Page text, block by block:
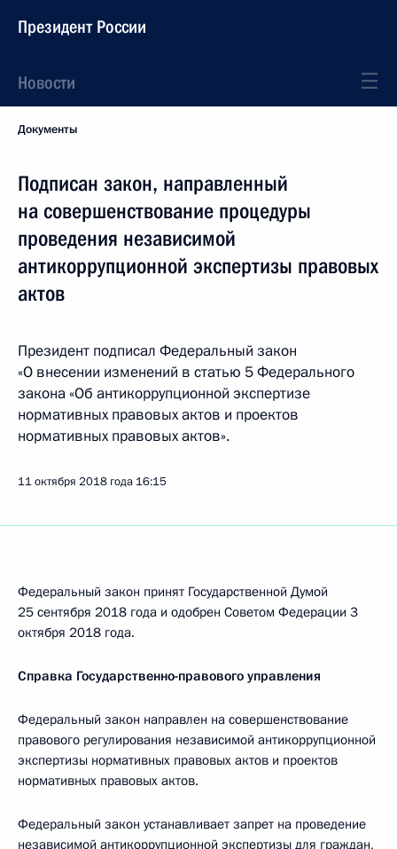
Президент России
Новости
Документы
Подписан закон, направленный
на совершенствование процедуры
проведения независимой
антикоррупционной экспертизы правовых
актов
Президент подписал Федеральный закон
«О внесении изменений в статью 5 Федерального
закона «Об антикоррупционной экспертизе
нормативных правовых актов и проектов
нормативных правовых актов».
11 октября 2018 года 16:15
Федеральный закон принят Государственной Думой
25 сентября 2018 года и одобрен Советом Федерации 3
октября 2018 года.
Справка Государственно-правового управления
Федеральный закон направлен на совершенствование
правового регулирования независимой антикоррупционной
экспертизы нормативных правовых актов и проектов
нормативных правовых актов.
Федеральный закон устанавливает запрет на проведение
независимой антикоррупционной экспертизы для граждан,